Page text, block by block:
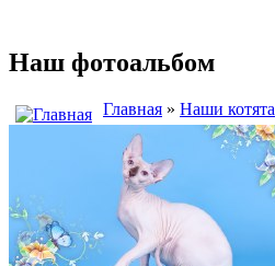
Наш фотоальбом
Главная » Наши котята